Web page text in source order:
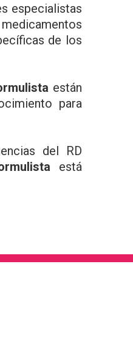
especialistas
de los
están
para
del RD
está